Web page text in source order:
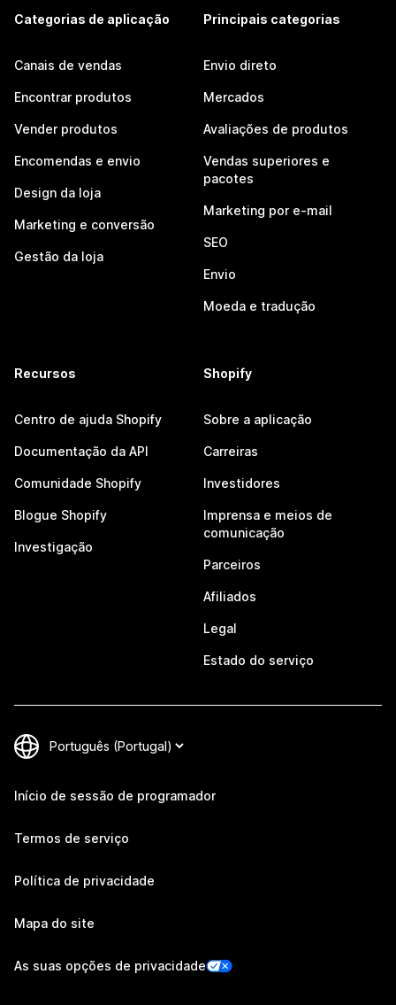
Categorias de aplicação
Canais de vendas
Encontrar produtos
Vender produtos
Encomendas e envio
Design da loja
Marketing e conversão
Gestão da loja
Principais categorias
Envio direto
Mercados
Avaliações de produtos
Vendas superiores e
pacotes
Marketing por e-mail
SEO
Envio
Moeda e tradução
Recursos
Centro de ajuda Shopify
Documentação da API
Comunidade Shopify
Blogue Shopify
Investigação
Shopify
Sobre a aplicação
Carreiras
Investidores
Imprensa e meios de
comunicação
Parceiros
Afiliados
Legal
Estado do serviço
Início de sessão de programador
Termos de serviço
Política de privacidade
Mapa do site
As suas opções de privacidade